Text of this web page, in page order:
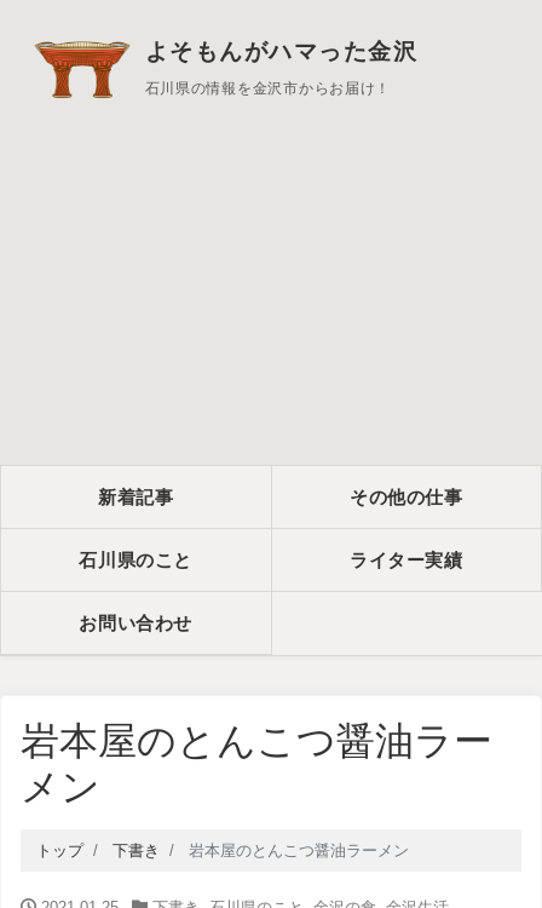
よそもんがハマった金沢
石川県の情報を金沢市からお届け！
新着記事 その他の仕事
石川県のこと ライター実績
お問い合わせ
岩本屋のとんこつ醤油ラー
メン
トップ 下書き 岩本屋のとんこつ醤油ラーメン